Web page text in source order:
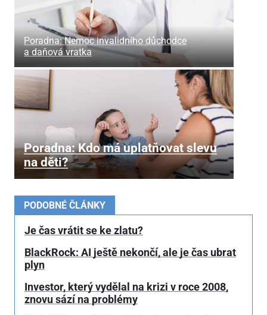
Poradna: Nemoc invalidního důchodce
a daňová vratka
Poradna: Kdo má uplatňovat slevu
na děti?
PODOBNÉ ČLÁNKY
Je čas vrátit se ke zlatu?
BlackRock: AI ještě nekončí, ale je čas ubrat
plyn
Investor, který vydělal na krizi v roce 2008,
znovu sází na problémy